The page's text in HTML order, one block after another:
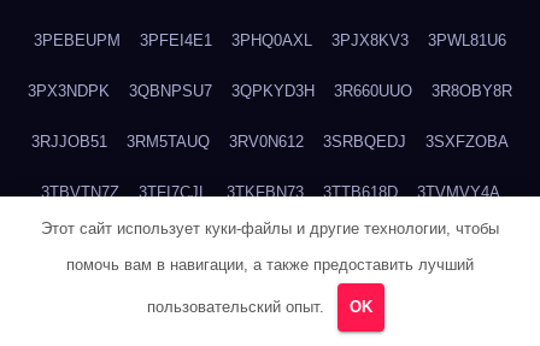
3PEBEUPM 3PFEI4E1 3PHQ0AXL 3PJX8KV3 3PWL81U6
3PX3NDPK 3QBNPSU7 3QPKYD3H 3R660UUO 3R8OBY8R
3RJJOB51 3RM5TAUQ 3RV0N612 3SRBQEDJ 3SXFZOBA
3TBVTN7Z 3TFI7CJL 3TKFBN73 3TTB618D 3TVMVY4A
3VS14DKC 3VX5WW8T
Этот сайт использует куки-файлы и другие технологии, чтобы
помочь вам в навигации, а также предоставить лучший
пользовательский опыт. OK